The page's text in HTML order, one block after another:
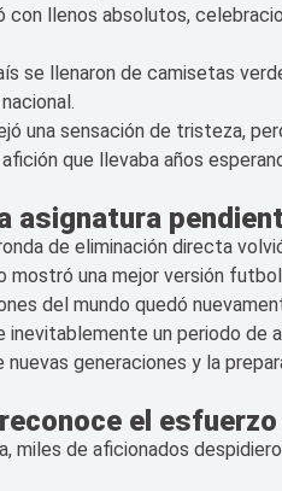
con llenos absolutos,
se llenaron de camisetas
una sensación de tristeza,
que llevaba años
asignatura
de eliminación directa
mostró una mejor versión
del mundo quedó
inevitablemente un periodo
nuevas generaciones y la
el
miles de aficionados